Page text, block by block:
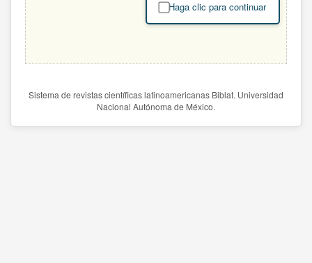
Haga clic para continuar
Sistema de revistas científicas latinoamericanas Biblat. Universidad
Nacional Autónoma de México.